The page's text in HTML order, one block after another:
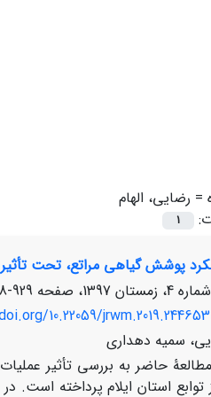
= رضایی، الهام
1
پوشش گیاهی مراتع، تحت تأثیر
929-938
10.22059/
سمیه دهداری
مطالعۀ حاضر به بررسی تأثیر
توابع استان ایلام پرداخته